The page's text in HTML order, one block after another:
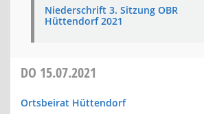
Niederschrift 3. Sitzung OBR
Hüttendorf 2021
DO 15.07.2021
Ortsbeirat Hüttendorf